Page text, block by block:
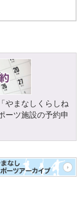
やまなしくらしね
ーツ施設の予約申